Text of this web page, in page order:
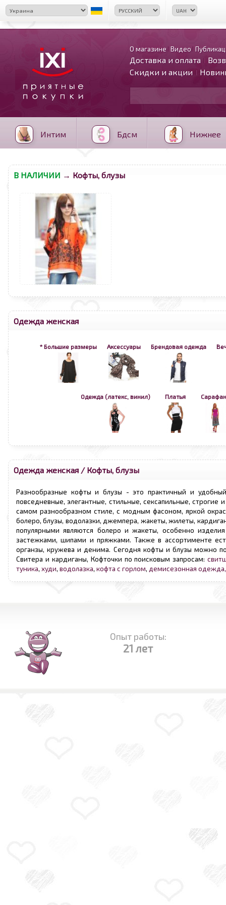
О магазине Видео
Доставка и оплата
Скидки и акции
Интим Бдсм Нижнее
В НАЛИЧИИ → Кофты, блузы
Одежда женская
* Большие размеры Аксессуары Брендовая одежда
Одежда (латекс, винил) Платья
Одежда женская / Кофты, блузы
Разнообразные кофты и блузы - это практичный и
повседневные, элегантные, стильные, сексапильные,
самом разнообразном стиле, с модным фасоном, яркой
болеро, блузы, водолазки, джемпера, жакеты, жилеты,
популярными являются болеро и жакеты, особенно
застежками, шипами и пряжками. Также в ассортименте
органзы, кружева и денима. Сегодня кофты и блузы можно
Свитера и кардиганы, Кофточки по поисковым запросам:
туника, худи, водолазка, кофта с горлом, демисезонная
Опыт работы:
21 лет